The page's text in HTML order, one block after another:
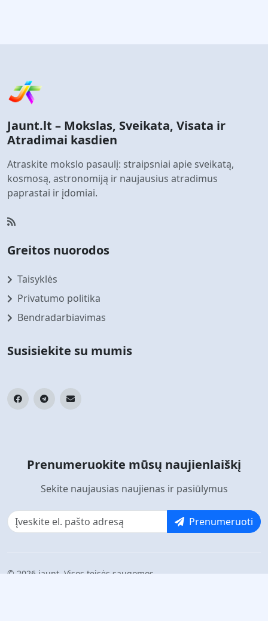
Jaunt.lt – Mokslas, Sveikata, Visata ir
Atradimai kasdien
Atraskite mokslo pasaulį: straipsniai apie sveikatą,
kosmosą, astronomiją ir naujausius atradimus
paprastai ir įdomiai.
Greitos nuorodos
Taisyklės
Privatumo politika
Bendradarbiavimas
Susisiekite su mumis
Prenumeruokite mūsų naujienlaiškį
Sekite naujausias naujienas ir pasiūlymus
Prenumeruoti
© 2026 jaunt. Visos teisės saugomos.